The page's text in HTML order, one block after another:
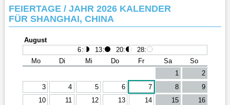
FEIERTAGE / JAHR 2026 KALENDER
FÜR SHANGHAI, CHINA
August
6: 13: 20: 28:
Mo
Di Mi Do Fr Sa
So
1
2
3
4 5 6 7 8
9
10
11 12 13 14 15
16